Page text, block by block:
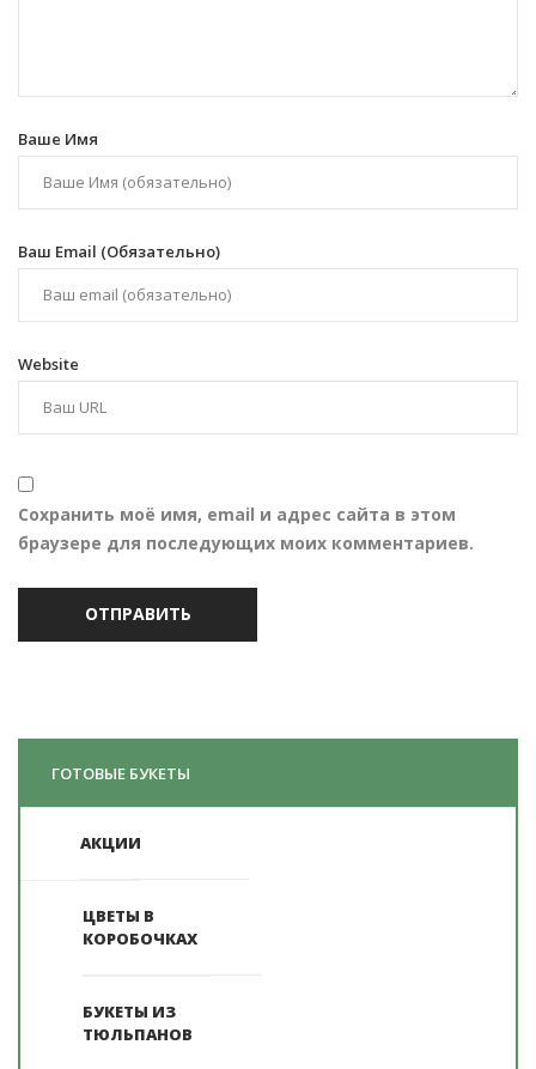
Ваше Имя
Ваш Email (обязательно)
Website
Сохранить моё имя, email и адрес сайта в этом
браузере для последующих моих комментариев.
ГОТОВЫЕ БУКЕТЫ
АКЦИИ
ЦВЕТЫ В
КОРОБОЧКАХ
БУКЕТЫ ИЗ
ТЮЛЬПАНОВ